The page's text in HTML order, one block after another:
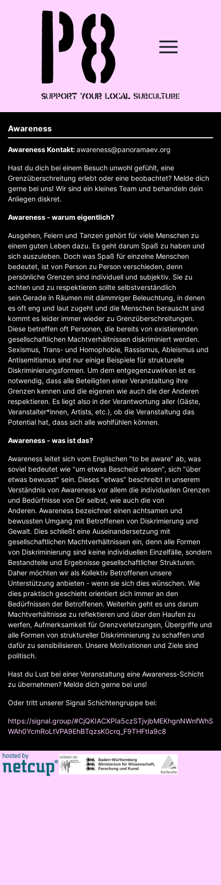
Awareness
Awareness Kontakt:awareness@panoramaev.org
Hast du dich bei einem Besuch unwohl gefühlt, eine
Grenzüberschreitung erlebt oder eine beobachtet? Melde dich
gerne bei uns! Wir sind ein kleines Team und behandeln dein
Anliegen diskret.
Awareness - warum eigentlich?
Ausgehen, Feiern und Tanzen gehört für viele Menschen zu
einem guten Leben dazu. Es geht darum Spaß zu haben und
sich auszuleben. Doch was Spaß für einzelne Menschen
bedeutet, ist von Person zu Person verschieden, denn
persönliche Grenzen sind individuell und subjektiv. Sie zu
achten und zu respektieren sollte selbstverständlich
sein.Gerade in Räumen mit dämmriger Beleuchtung, in denen
es oft eng und laut zugeht und die Menschen berauscht sind
kommt es leider immer wieder zu Grenzüberschreitungen.
Diese betreffen oft Personen, die bereits von existierenden
gesellschaftlichen Machtverhältnissen diskriminiert werden.
Sexismus, Trans- und Homophobie, Rassismus, Ableismus und
Antisemitismus sind nur einige Beispiele für strukturelle
Diskriminierungsformen. Um dem entgegenzuwirken ist es
notwendig, dass alle Beteiligten einer Veranstaltung ihre
Grenzen kennen und die eigenen wie auch die der Anderen
respektieren. Es liegt also in der Verantwortung aller (Gäste,
Veranstalter*innen, Artists, etc.), ob die Veranstaltung das
Potential hat, dass sich alle wohlfühlen können.
Awareness - was ist das?
Awareness leitet sich vom Englischen "to be aware" ab, was
soviel bedeutet wie "um etwas Bescheid wissen", sich "über
etwas bewusst" sein. Dieses "etwas" beschreibt in unserem
Verständnis von Awareness vor allem die individuellen Grenzen
und Bedürfnisse von Dir selbst, wie auch die von
Anderen. Awareness bezeichnet einen achtsamen und
bewussten Umgang mit Betroffenen von Diskrimierung und
Gewalt. Dies schließt eine Auseinandersetzung mit
gesellschaftlichen Machtverhältnissen ein, denn alle Formen
von Diskriminierung sind keine individuellen Einzelfälle, sondern
Bestandteile und Ergebnisse gesellschaftlicher Strukturen.
Daher möchten wir als Kollektiv Betroffenen unsere
Unterstützung anbieten - wenn sie sich dies wünschen. Wie
dies praktisch geschieht orientiert sich immer an den
Bedürfnissen der Betroffenen. Weiterhin geht es uns darum
Machtverhältnisse zu reflektieren und über den Haufen zu
werfen, Aufmerksamkeit für Grenzverletzungen, Übergriffe und
alle Formen von struktureller Diskriminierung zu schaffen und
dafür zu sensibilisieren. Unsere Motivationen und Ziele sind
politisch.
Hast du Lust bei einer Veranstaltung eine Awareness-Schicht
zu übernehmen? Melde dich gerne bei uns!
Oder tritt unserer Signal Schichtengruppe bei:
https://signal.group/#CjQKIACXPIa5czSTjvjbMEKhgnNWnfWhS
WAh0YcmRoLtVPA9EhBTqzsK0crq_F9THFtIa9c8